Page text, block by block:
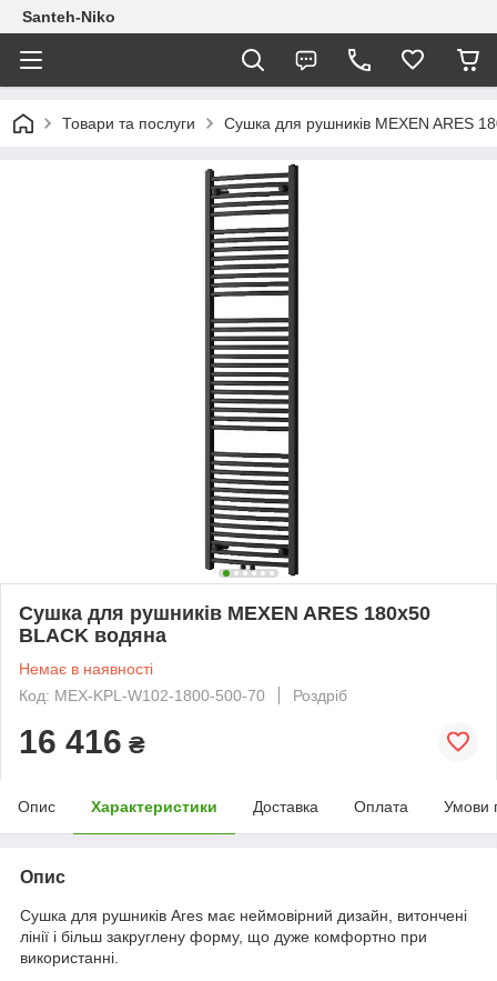
Santeh-Niko
Товари та послуги Сушка для рушників MEXEN ARES
Сушка для рушників MEXEN ARES 180х50
BLACK водяна
Немає в наявності
Код: MEX-KPL-W102-1800-500-70
Роздріб
16 416 ₴
Опис Характеристики Доставка Оплата Умови
Опис
Сушка для рушників Ares має неймовірний дизайн, витончені
лінії і більш закруглену форму, що дуже комфортно при
використанні.